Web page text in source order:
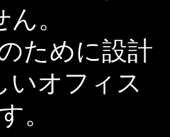
。
ために設計
いオフィス
。